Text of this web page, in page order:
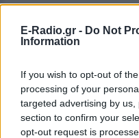
E-Radio.gr - Do Not
Information
If you wish to opt-out of
processing of your
targeted advertising by
section to confirm your
opt-out request is
ακαδημαϊκές βάσεις
Παράλληλα όμως με
διαδικασίες για την
διαδικασίας. Τα
(τηρώντας όλες τις
ιδιωτικότητας) και